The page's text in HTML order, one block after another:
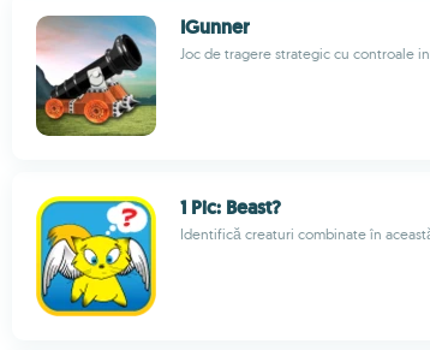
IGunner
Joc de tragere strategic cu controale
1 Pic: Beast?
Identifică creaturi combinate în